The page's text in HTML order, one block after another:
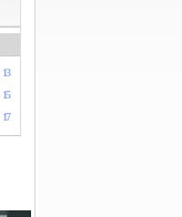
13
15
17